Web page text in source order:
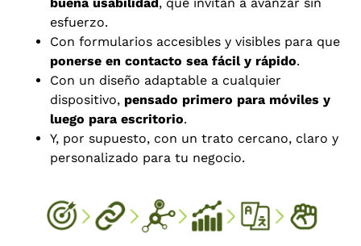
esfuerzo.
Con formularios accesibles y visibles para que
ponerse en contacto sea fácil y rápido.
Con un diseño adaptable a cualquier
dispositivo, pensado primero para móviles y
luego para escritorio.
Y, por supuesto, con un trato cercano, claro y
personalizado para tu negocio.